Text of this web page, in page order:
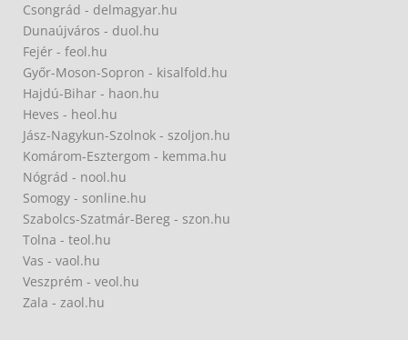
Csongrád - delmagyar.hu
Dunaújváros - duol.hu
Fejér - feol.hu
Győr-Moson-Sopron - kisalfold.hu
Hajdú-Bihar - haon.hu
Heves - heol.hu
Jász-Nagykun-Szolnok - szoljon.hu
Komárom-Esztergom - kemma.hu
Nógrád - nool.hu
Somogy - sonline.hu
Szabolcs-Szatmár-Bereg - szon.hu
Tolna - teol.hu
Vas - vaol.hu
Veszprém - veol.hu
Zala - zaol.hu